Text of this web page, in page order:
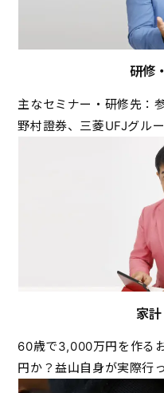
研修
主なセミナー・研修先：
野村證券、三菱UFJグル
家
60歳で3,000万円を作る
円か？益山自身が実際行